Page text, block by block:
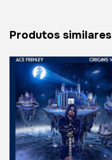
Produtos similares